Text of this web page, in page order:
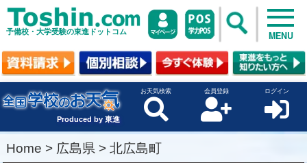
予備校・大学受験の東進ドットコム MENU
Produced by 東進
お天気検索 会員登録 ログイン
Home > 広島県 > 北広島町